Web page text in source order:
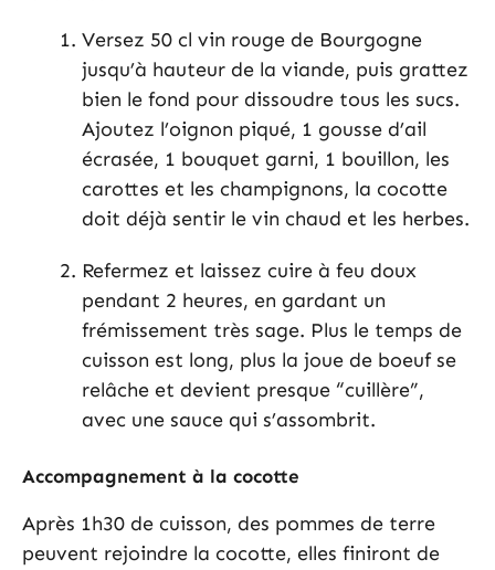
Versez 50 cl vin rouge de Bourgogne
jusqu’à hauteur de la viande, puis grattez
bien le fond pour dissoudre tous les sucs.
Ajoutez l’oignon piqué, 1 gousse d’ail
écrasée, 1 bouquet garni, 1 bouillon, les
carottes et les champignons, la cocotte
doit déjà sentir le vin chaud et les herbes.
Refermez et laissez cuire à feu doux
pendant 2 heures, en gardant un
frémissement très sage. Plus le temps de
cuisson est long, plus la joue de boeuf se
relâche et devient presque “cuillère”,
avec une sauce qui s’assombrit.
Accompagnement à la cocotte
Après 1h30 de cuisson, des pommes de terre
peuvent rejoindre la cocotte, elles finiront de